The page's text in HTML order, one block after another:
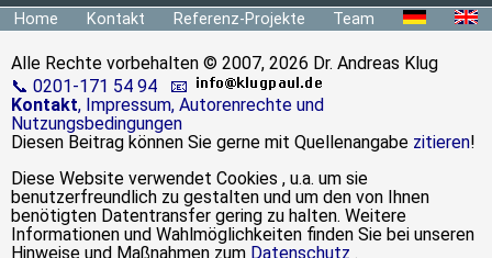
Einzel-Assessment
Potenzialanalyse
Management Audit
Assessment-Center
Development-Center
Home Kontakt Referenz-Projekte Team
Alle Rechte vorbehalten © 2007, 2026 Dr. Andreas Klug
📞 0201-171 54 94
📧
Kontakt, Impressum, Autorenrechte und
Nutzungsbedingungen
Diesen Beitrag können Sie gerne mit Quellenangabe zitieren!
Diese Website verwendet Cookies , u.a. um sie
benutzerfreundlich zu gestalten und um den von Ihnen
benötigten Datentransfer gering zu halten. Weitere
Informationen und Wahlmöglichkeiten finden Sie bei unseren
Hinweise und Maßnahmen zum Datenschutz .